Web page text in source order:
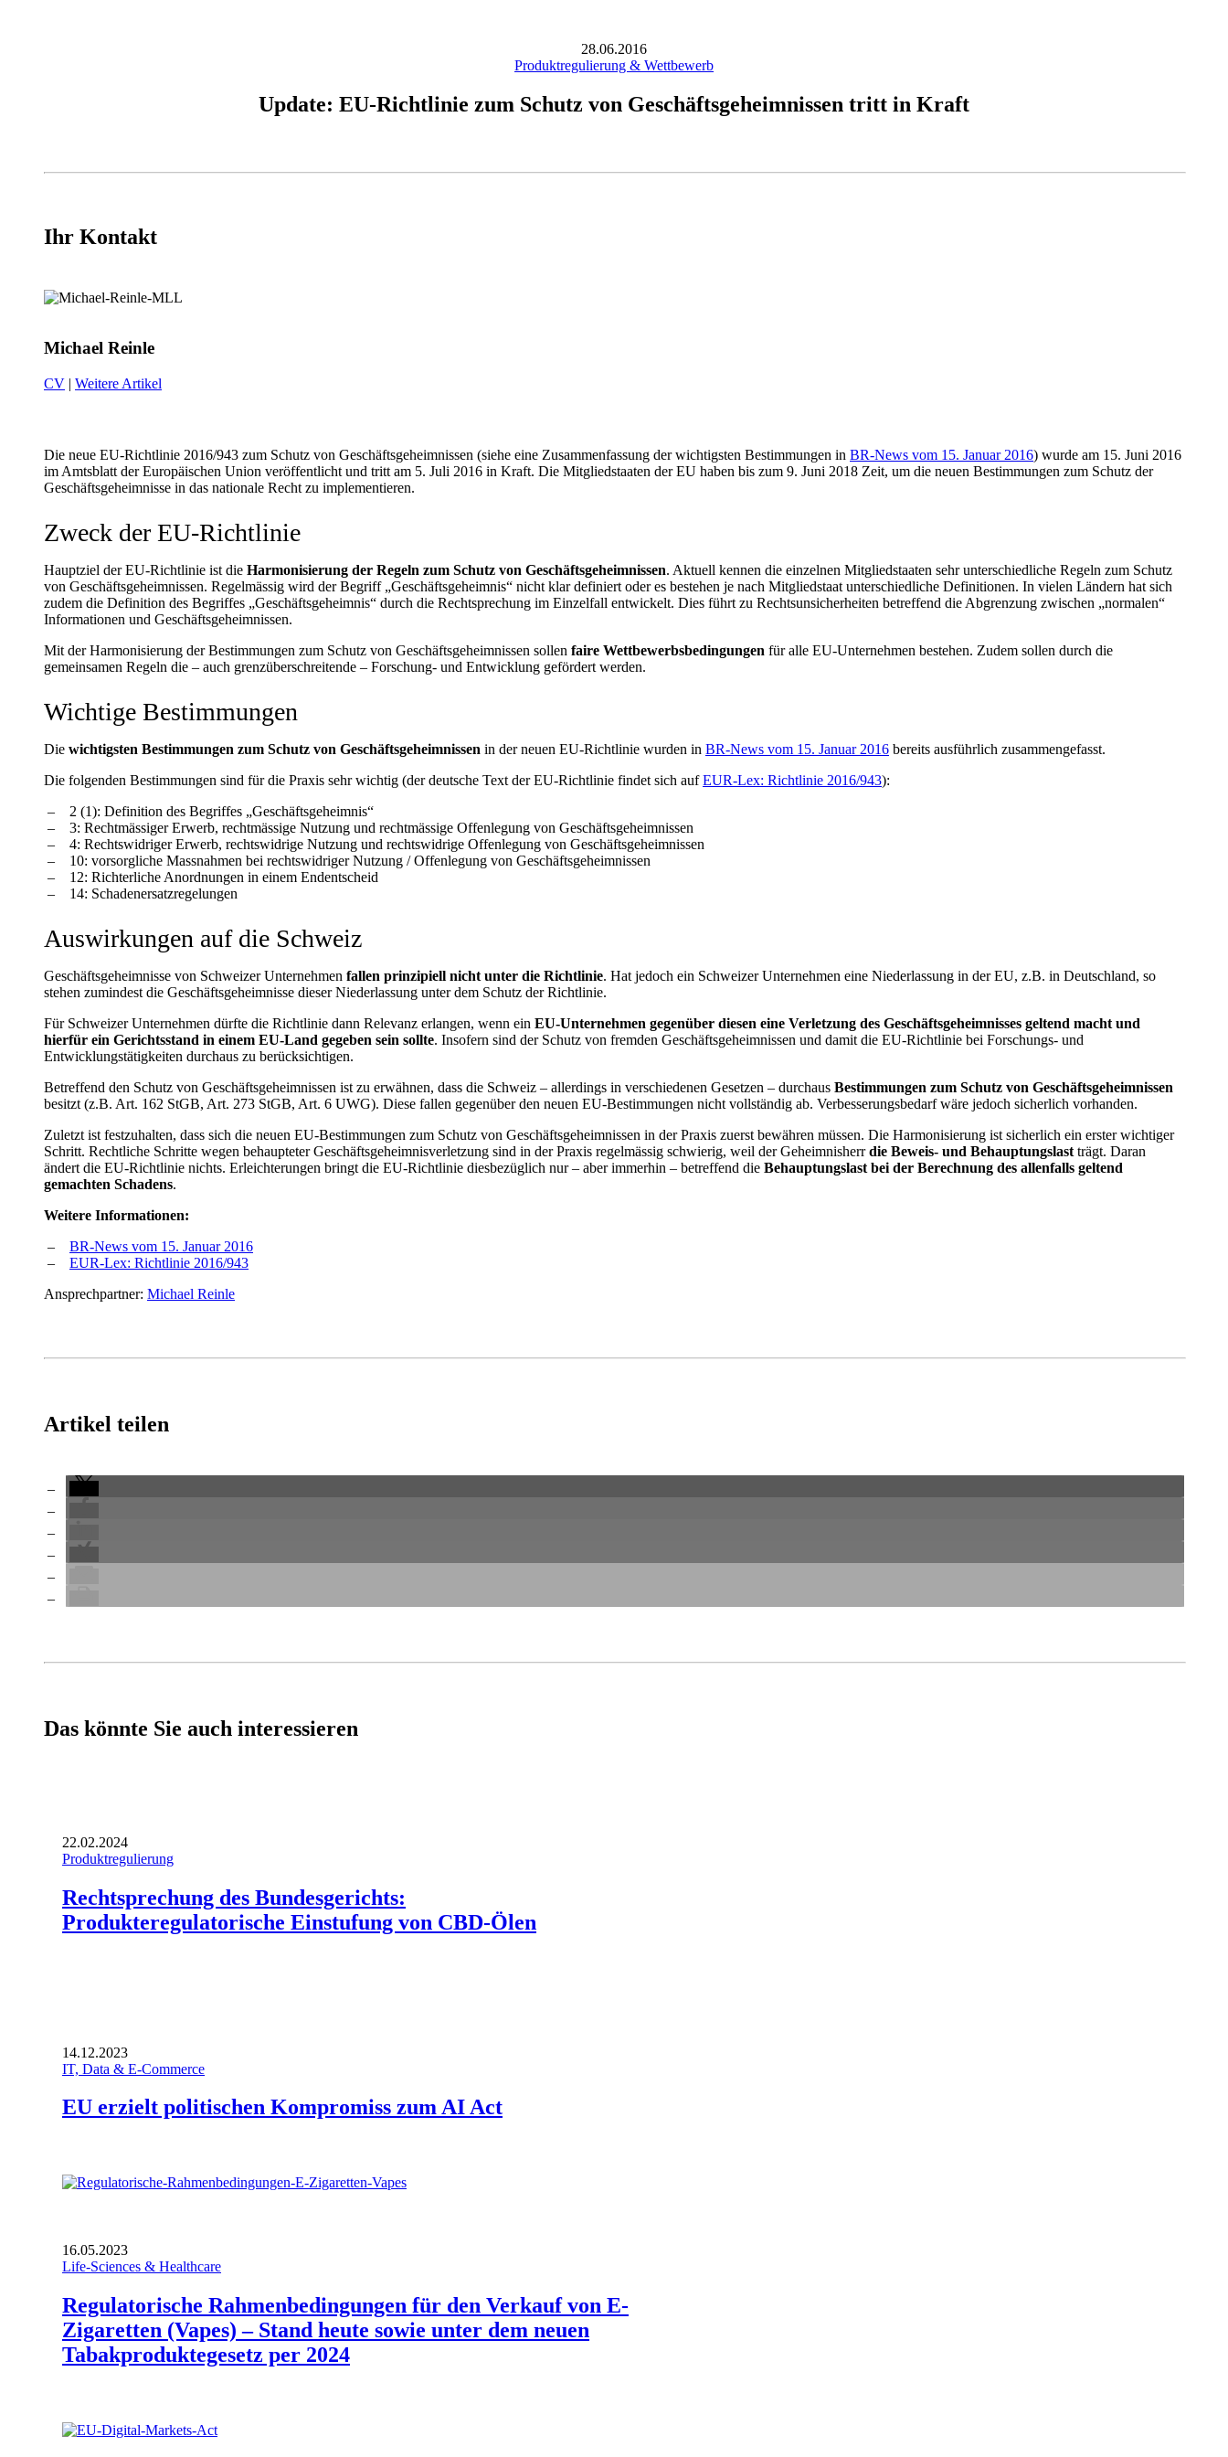
28.06.2016
Produktregulierung & Wettbewerb
Update: EU-Richtlinie zum Schutz von Geschäftsgeheimnissen tritt in Kraft
Ihr Kontakt
Michael Reinle
CV | Weitere Artikel
Die neue EU-Richtlinie 2016/943 zum Schutz von Geschäftsgeheimnissen (siehe eine Zusammenfassung der wichtigsten Bestimmungen in BR-News vom 15. Januar 2016) wurde am 15. Juni 2016
im Amtsblatt der Europäischen Union veröffentlicht und tritt am 5. Juli 2016 in Kraft. Die Mitgliedstaaten der EU haben bis zum 9. Juni 2018 Zeit, um die neuen Bestimmungen zum Schutz der
Geschäftsgeheimnisse in das nationale Recht zu implementieren.
Zweck der EU-Richtlinie
Hauptziel der EU-Richtlinie ist die Harmonisierung der Regeln zum Schutz von Geschäftsgeheimnissen. Aktuell kennen die einzelnen Mitgliedstaaten sehr unterschiedliche Regeln zum Schutz
von Geschäftsgeheimnissen. Regelmässig wird der Begriff „Geschäftsgeheimnis“ nicht klar definiert oder es bestehen je nach Mitgliedstaat unterschiedliche Definitionen. In vielen Ländern hat sich
zudem die Definition des Begriffes „Geschäftsgeheimnis“ durch die Rechtsprechung im Einzelfall entwickelt. Dies führt zu Rechtsunsicherheiten betreffend die Abgrenzung zwischen „normalen“
Informationen und Geschäftsgeheimnissen.
Mit der Harmonisierung der Bestimmungen zum Schutz von Geschäftsgeheimnissen sollen faire Wettbewerbsbedingungen für alle EU-Unternehmen bestehen. Zudem sollen durch die
gemeinsamen Regeln die – auch grenzüberschreitende – Forschung- und Entwicklung gefördert werden.
Wichtige Bestimmungen
Die wichtigsten Bestimmungen zum Schutz von Geschäftsgeheimnissen in der neuen EU-Richtlinie wurden in BR-News vom 15. Januar 2016 bereits ausführlich zusammengefasst.
Die folgenden Bestimmungen sind für die Praxis sehr wichtig (der deutsche Text der EU-Richtlinie findet sich aufEUR-Lex: Richtlinie 2016/943):
2 (1): Definition des Begriffes „Geschäftsgeheimnis“
3: Rechtmässiger Erwerb, rechtmässige Nutzung und rechtmässige Offenlegung von Geschäftsgeheimnissen
4: Rechtswidriger Erwerb, rechtswidrige Nutzung und rechtswidrige Offenlegung von Geschäftsgeheimnissen
10: vorsorgliche Massnahmen bei rechtswidriger Nutzung / Offenlegung von Geschäftsgeheimnissen
12: Richterliche Anordnungen in einem Endentscheid
14: Schadenersatzregelungen
Auswirkungen auf die Schweiz
Geschäftsgeheimnisse von Schweizer Unternehmen fallen prinzipiell nicht unter die Richtlinie. Hat jedoch ein Schweizer Unternehmen eine Niederlassung in der EU, z.B. in Deutschland, so
stehen zumindest die Geschäftsgeheimnisse dieser Niederlassung unter dem Schutz der Richtlinie.
Für Schweizer Unternehmen dürfte die Richtlinie dann Relevanz erlangen, wenn ein EU-Unternehmen gegenüber diesen eine Verletzung des Geschäftsgeheimnisses geltend macht und
hierfür ein Gerichtsstand in einem EU-Land gegeben sein sollte. Insofern sind der Schutz von fremden Geschäftsgeheimnissen und damit die EU-Richtlinie bei Forschungs- und
Entwicklungstätigkeiten durchaus zu berücksichtigen.
Betreffend den Schutz von Geschäftsgeheimnissen ist zu erwähnen, dass die Schweiz – allerdings in verschiedenen Gesetzen – durchaus Bestimmungen zum Schutz von Geschäftsgeheimnissen
besitzt (z.B. Art. 162 StGB, Art. 273 StGB, Art. 6 UWG). Diese fallen gegenüber den neuen EU-Bestimmungen nicht vollständig ab. Verbesserungsbedarf wäre jedoch sicherlich vorhanden.
Zuletzt ist festzuhalten, dass sich die neuen EU-Bestimmungen zum Schutz von Geschäftsgeheimnissen in der Praxis zuerst bewähren müssen. Die Harmonisierung ist sicherlich ein erster wichtiger
Schritt. Rechtliche Schritte wegen behaupteter Geschäftsgeheimnisverletzung sind in der Praxis regelmässig schwierig, weil der Geheimnisherrdie Beweis- und Behauptungslast trägt. Daran
ändert die EU-Richtlinie nichts. Erleichterungen bringt die EU-Richtlinie diesbezüglich nur – aber immerhin – betreffend die Behauptungslast bei der Berechnung des allenfalls geltend
gemachten Schadens.
Weitere Informationen:
BR-News vom 15. Januar 2016
EUR-Lex: Richtlinie 2016/943
Ansprechpartner: Michael Reinle
Artikel teilen
Das könnte Sie auch interessieren
22.02.2024
Produktregulierung
Rechtsprechung des Bundesgerichts:
Produkteregulatorische Einstufung von CBD-Ölen
14.12.2023
IT, Data & E-Commerce
EU erzielt politischen Kompromiss zum AI Act
16.05.2023
Life-Sciences & Healthcare
Regulatorische Rahmenbedingungen für den Verkauf von E-
Zigaretten (Vapes) – Stand heute sowie unter dem neuen
Tabakproduktegesetz per 2024